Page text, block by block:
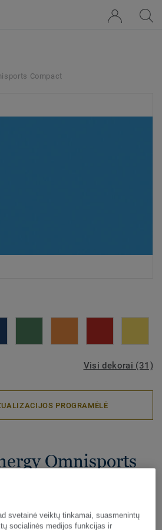
Compact
Visi dekorai (31)
PROGRAMĖLĖ
Omnisports
svetainė veiktų tinkamai, suasmenintų
socialinės medijos funkcijas ir